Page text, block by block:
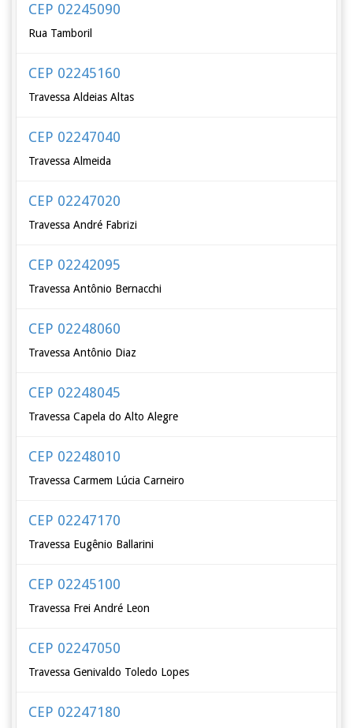
CEP 02245090
Rua Tamboril
CEP 02245160
Travessa Aldeias Altas
CEP 02247040
Travessa Almeida
CEP 02247020
Travessa André Fabrizi
CEP 02242095
Travessa Antônio Bernacchi
CEP 02248060
Travessa Antônio Diaz
CEP 02248045
Travessa Capela do Alto Alegre
CEP 02248010
Travessa Carmem Lúcia Carneiro
CEP 02247170
Travessa Eugênio Ballarini
CEP 02245100
Travessa Frei André Leon
CEP 02247050
Travessa Genivaldo Toledo Lopes
CEP 02247180